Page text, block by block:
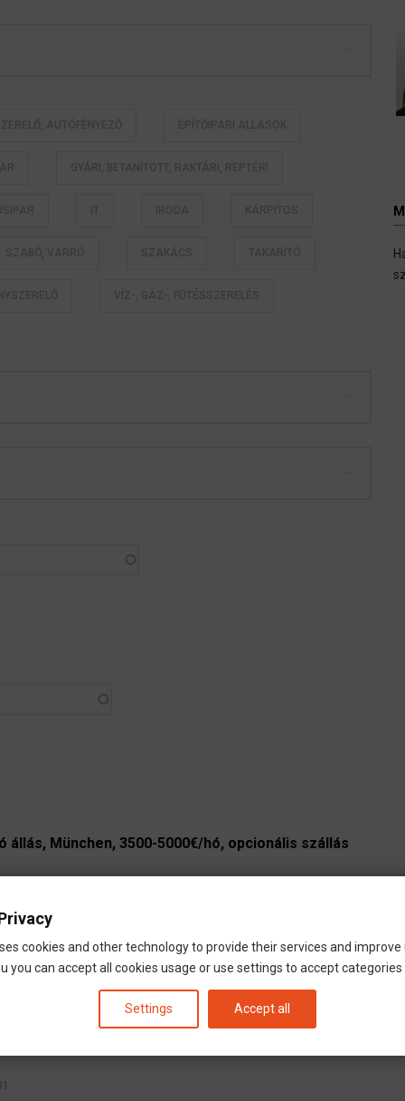
München, 3500-5000€/hó, opcionális szállás
München, 1500 - 1700 € Nettótól/160 óra +
cookies and other technology to provide their services and improve
you can accept all cookies usage or use settings to accept categories
Settings Accept all